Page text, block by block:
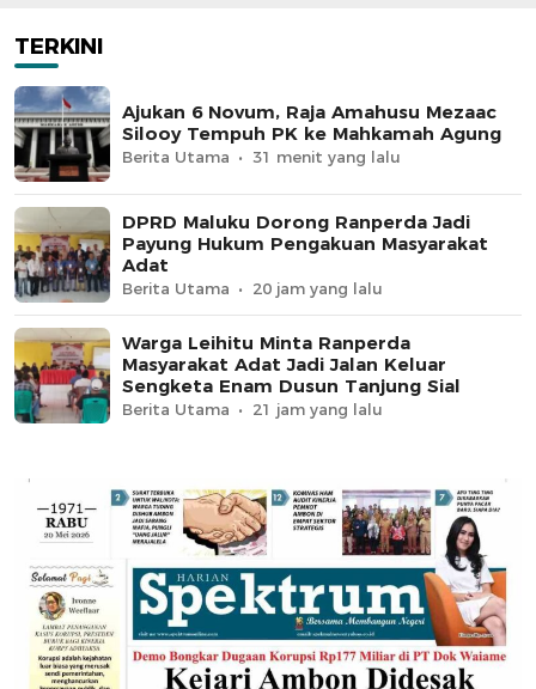
TERKINI
Ajukan 6 Novum, Raja Amahusu Mezaac
Silooy Tempuh PK ke Mahkamah Agung
Berita Utama 31 menit yang lalu
DPRD Maluku Dorong Ranperda Jadi
Payung Hukum Pengakuan Masyarakat
Adat
Berita Utama 20 jam yang lalu
Warga Leihitu Minta Ranperda
Masyarakat Adat Jadi Jalan Keluar
Sengketa Enam Dusun Tanjung Sial
Berita Utama 21 jam yang lalu